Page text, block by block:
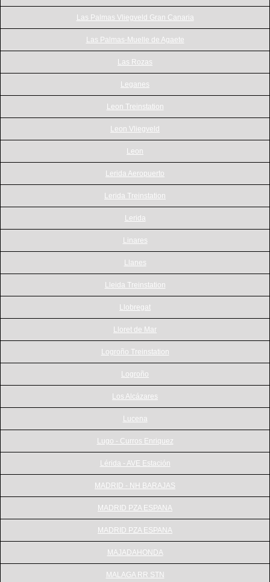
Las Palmas Vliegveld Gran Canaria
Las Palmas-Muelle de Agaete
Las Rozas
Leganes
Leon Treinstation
Leon Vliegveld
Leon
Lerida Aeropuerto
Lerida Treinstation
Lerida
Linares
Llanes
Lleida Treinstation
Llobregat
Lloret de Mar
Logroño Treinstation
Logroño
Los Alcázares
Lucena
Lugo - Curros Enriquez
Lérida - AVE Estación
MADRID - NH BARAJAS
MADRID PZA ESPANA
MADRID PZA ESPANA
MAJADAHONDA
MALAGA RR STN